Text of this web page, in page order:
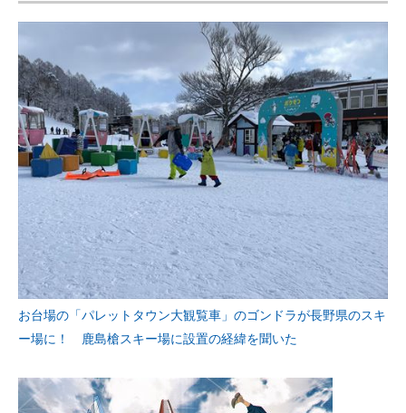
お台場の「パレットタウン大観覧車」のゴンドラが長野県のスキ
ー場に！ 鹿島槍スキー場に設置の経緯を聞いた